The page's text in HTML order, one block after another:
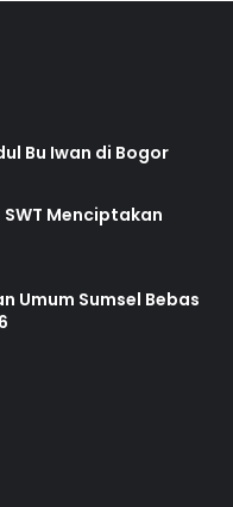
Bu Iwan di Bogor
Menciptakan
Umum Sumsel Bebas